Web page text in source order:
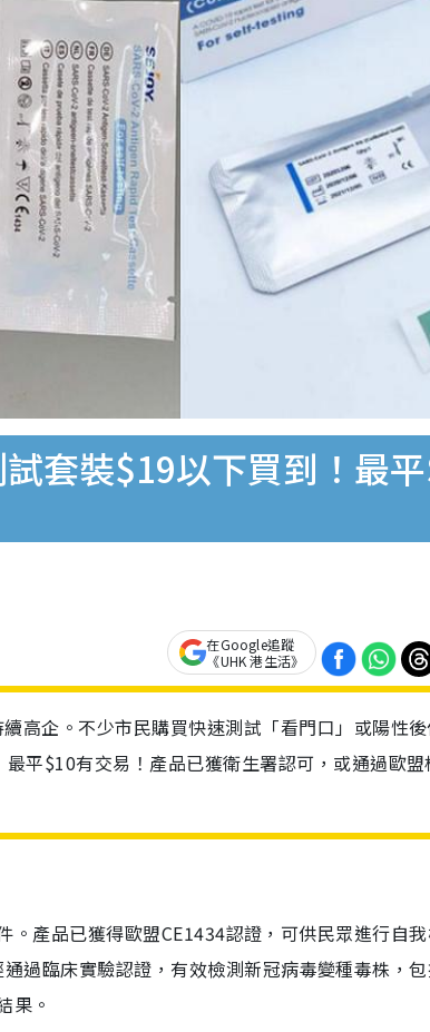
試套裝$19以下買到！最
在Google追蹤
《UHK 港生活》
高企。不少市民購買快速測試「看門口」或陽性
平$10有交易！產品已獲衛生署認可，或通過歐盟
產品已獲得歐盟CE1434認證，可供民眾進行自
過臨床實驗認證，有效檢測新冠病毒變種毒株，
果。